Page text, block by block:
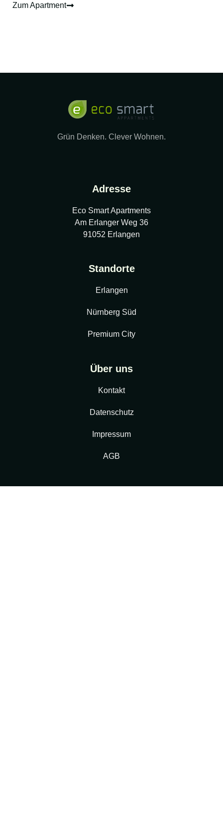
Zum Apartment
Grün Denken. Clever Wohnen.
Adresse
Eco Smart Apartments
Am Erlanger Weg 36
91052 Erlangen
Standorte
Erlangen
Nürnberg Süd
Premium City
Über uns
Kontakt
Datenschutz
Impressum
AGB